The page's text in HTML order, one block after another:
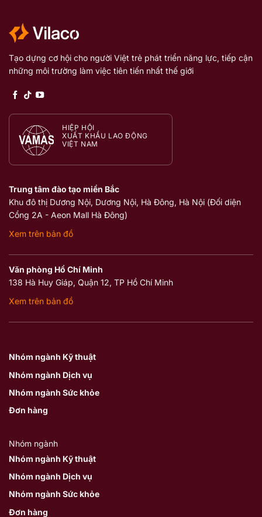
Tạo dựng cơ hội cho người Việt trẻ phát triển năng lực, tiếp cận
những môi trường làm việc tiên tiến nhất thế giới
HIỆP HỘI
XUẤT KHẨU LAO ĐỘNG
VIỆT NAM
Nhóm ngành Kỹ thuật
Nhóm ngành Dịch vụ
Nhóm ngành Sức khỏe
Đơn hàng
Nhóm ngành
Nhóm ngành Kỹ thuật
Nhóm ngành Dịch vụ
Nhóm ngành Sức khỏe
Đơn hàng
Trung tâm đào tạo miền Bắc
Khu đô thị Dương Nội, Dương Nội, Hà Đông, Hà Nội (Đối diện
Cổng 2A - Aeon Mall Hà Đông)
Xem trên bản đồ
Văn phòng Hồ Chí Minh
138 Hà Huy Giáp, Quận 12, TP Hồ Chí Minh
Xem trên bản đồ